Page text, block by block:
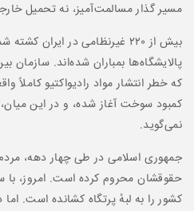
مسیر گذار مسالمت‌آمیز، نه تحمیل
بیش از ۲۲۰ غیرنظامی در
پالایشگاه‌ها بمباران شده‌اند. سازمان
که خطر انتشار مواد رادیواکتیو کاملاً
کمبود سوخت آغاز شده، و در این
نمی‌گوید.
جمهوری اسلامی در طی چهار دهه، مردم
حقوقشان محروم کرده است. امروز،
کشور را به لبهٔ پرتگاه کشانده است.